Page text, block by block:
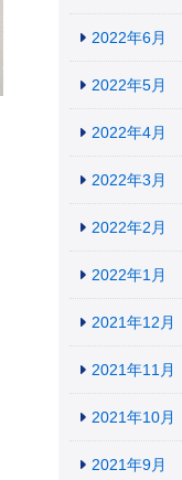
2022年6月
2022年5月
2022年4月
2022年3月
2022年2月
2022年1月
2021年12月
2021年11月
2021年10月
2021年9月